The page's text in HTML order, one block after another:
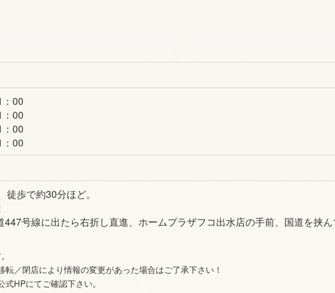
00
00
00
00
歩で約30分ほど。
号線に出たら右折し直進、ホームプラザフコ出水店の手前、国道を挟
／閉店により情報の変更があった場合はご了承下さい！
HPにてご確認下さい。